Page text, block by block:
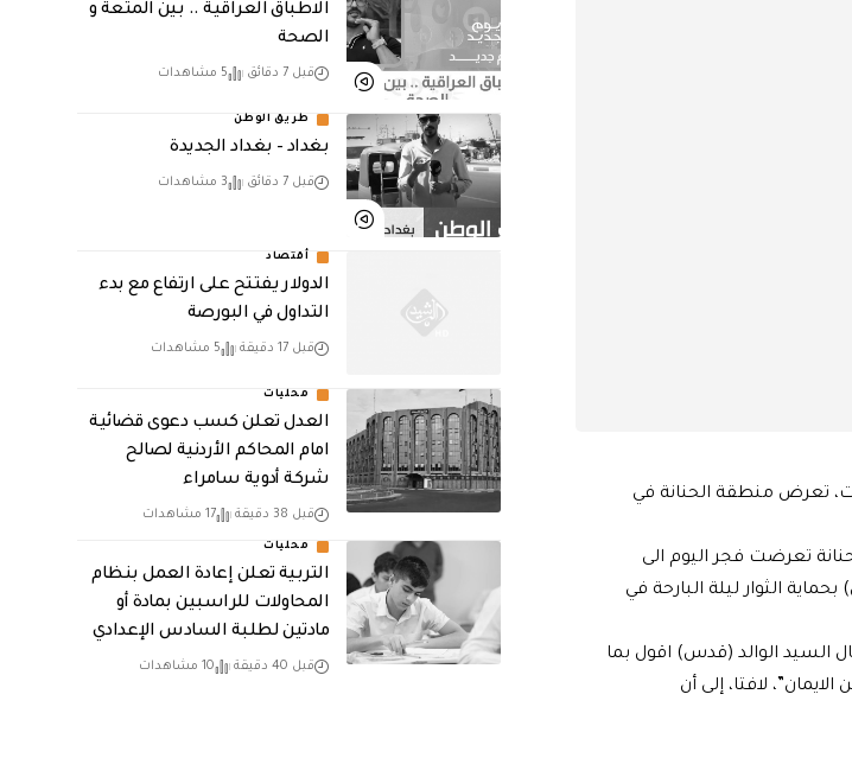
تعرض منطقة الحنانة في
تعرضت فجر اليوم الى
الثوار ليلة البارحة في
السيد الوالد (قدس) اقول بما
لافتا، إلى أن
الاطباق العراقية .. بين المتعة و
الصحة
قبل 7 دقائق 5 مشاهدات
طريق الوطن
بغداد – بغداد الجديدة
قبل 7 دقائق 3 مشاهدات
أقتصاد
الدولار يفتتح على ارتفاع مع بدء
التداول في البورصة
قبل 17 دقيقة 5 مشاهدات
محليات
العدل تعلن كسب دعوى قضائية
امام المحاكم الأردنية لصالح
شركة أدوية سامراء
قبل 38 دقيقة 17 مشاهدات
محليات
التربية تعلن إعادة العمل بنظام
المحاولات للراسبين بمادة أو
مادتين لطلبة السادس الإعدادي
قبل 40 دقيقة 10 مشاهدات